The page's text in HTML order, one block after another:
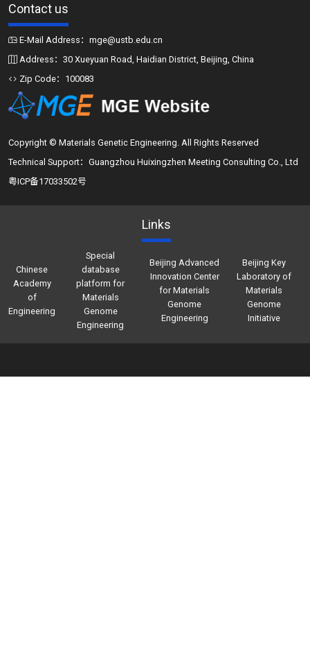
Contact us
E-Mail Address：mge@ustb.edu.cn
Address：30 Xueyuan Road, Haidian District, Beijing, China
Zip Code：100083
Copyright © Materials Genetic Engineering. All Rights Reserved
Technical Support：Guangzhou Huixingzhen Meeting Consulting Co., Ltd
粤ICP备17033502号
Links
Chinese
Academy
of
Engineering
Special
database
platform for
Materials
Genome
Engineering
Beijing Advanced
Innovation Center
for Materials
Genome
Engineering
Beijing Key
Laboratory of
Materials
Genome
Initiative